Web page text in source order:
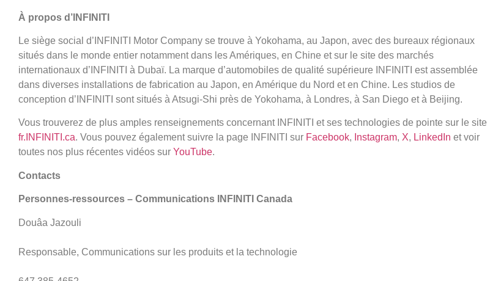
À propos d’INFINITI
Le siège social d’INFINITI Motor Company se trouve à Yokohama, au Japon, avec des bureaux régionaux
situés dans le monde entier notamment dans les Amériques, en Chine et sur le site des marchés
internationaux d’INFINITI à Dubaï. La marque d’automobiles de qualité supérieure INFINITI est assemblée
dans diverses installations de fabrication au Japon, en Amérique du Nord et en Chine. Les studios de
conception d’INFINITI sont situés à Atsugi-Shi près de Yokohama, à Londres, à San Diego et à Beijing.
Vous trouverez de plus amples renseignements concernant INFINITI et ses technologies de pointe sur le site
fr.INFINITI.ca. Vous pouvez également suivre la page INFINITI sur Facebook, Instagram, X, LinkedIn et voir
toutes nos plus récentes vidéos sur YouTube.
Contacts
Personnes-ressources – Communications INFINITI Canada
Douâa Jazouli
Responsable, Communications sur les produits et la technologie